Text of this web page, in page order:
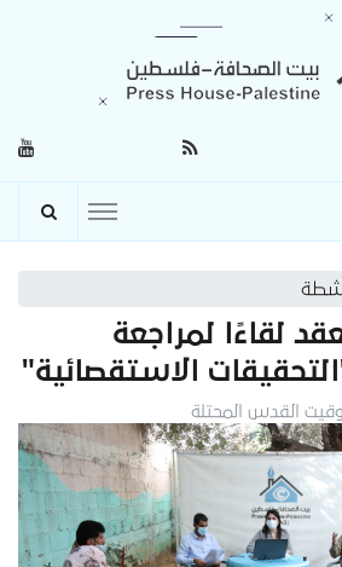
لقاءًا لمراجعة
الاستقصائية"